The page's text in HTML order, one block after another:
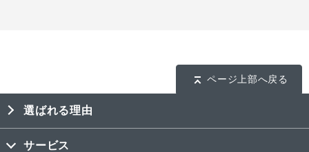
ページ上部へ戻る
選ばれる理由
サービス